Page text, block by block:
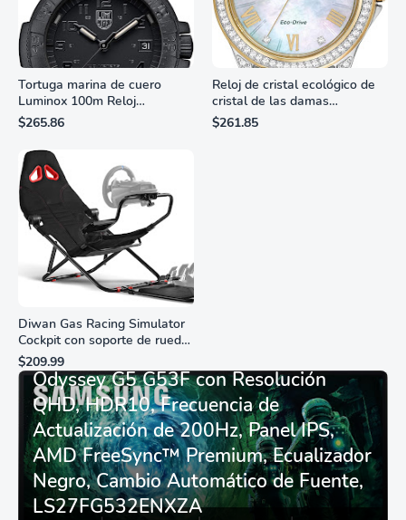
Tortuga marina de cuero
Luminox 100m Reloj
analógico de cuarzo
resistente al agua
$265.86
Reloj de cristal ecológico de
cristal de las damas
ciudadanas, 3 manos,
marcadores de números
$261.85
Diwan Gas Racing Simulator
Cockpit con soporte de rueda
de carreras plegable y
asiento - Logitech
G29/920/923/27/25,
Thrustmaster
T248/X/T300RS/T150/458/TX
$209.99
Monitor Gamer SAMSUNG 27”
Odyssey G5 G53F con Resolución
QHD, HDR10, Frecuencia de
Actualización de 200Hz, Panel IPS,
AMD FreeSync™ Premium, Ecualizador
Negro, Cambio Automático de Fuente,
LS27FG532ENXZA